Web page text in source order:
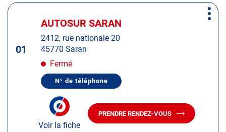
Appuyer
ENTRÉE
01
Centre
:
AUTOSUR SARAN
2412, rue nationale 20
45770 Saran
Fermé
N° de téléphone
AFFICHER
TÉLÉPHONE
Voir la fiche
PRENDRE RENDEZ-VOUS
AVEC
Plus